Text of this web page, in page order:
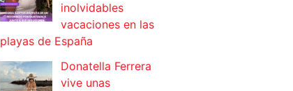
inolvidables
vacaciones en las
playas de España
Donatella Ferrera
vive unas